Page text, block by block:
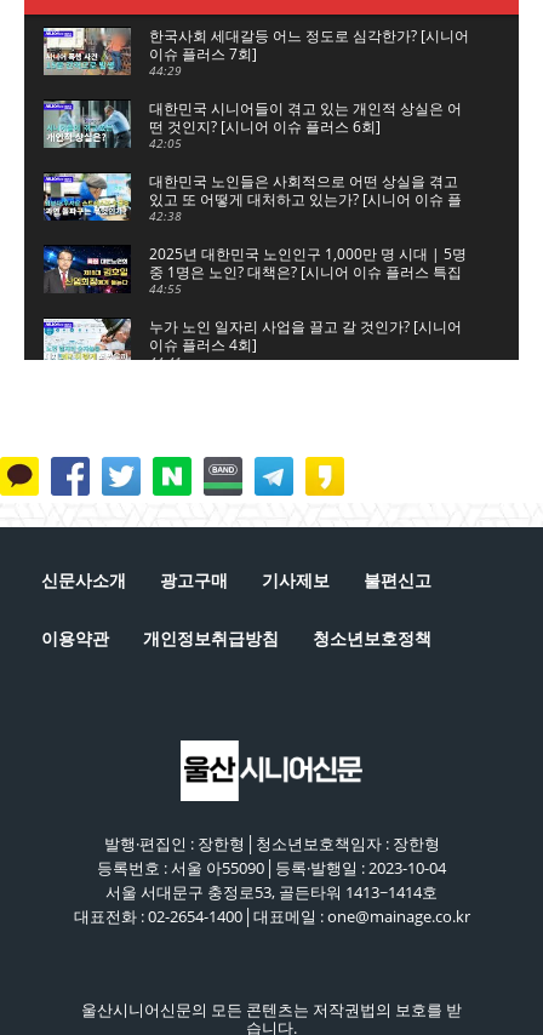
한국사회 세대갈등 어느 정도로 심각한가? [시니어
이슈 플러스 7회]
44:29
대한민국 시니어들이 겪고 있는 개인적 상실은 어
떤 것인지? [시니어 이슈 플러스 6회]
42:05
대한민국 노인들은 사회적으로 어떤 상실을 겪고
있고 또 어떻게 대처하고 있는가? [시니어 이슈 플
러스 5회]
42:38
2025년 대한민국 노인인구 1,000만 명 시대 | 5명
중 1명은 노인? 대책은? [시니어 이슈 플러스 특집
대한노인회]
44:55
누가 노인 일자리 사업을 끌고 갈 것인가? [시니어
이슈 플러스 4회]
44:41
은퇴는 새로운 시작, 새로운 출발이다 [시니어 이슈
플러스 2회]
44:42
신문사소개 광고구매 기사제보 불편신고
이용약관 개인정보취급방침 청소년보호정책
발행·편집인 : 장한형│청소년보호책임자 : 장한형
등록번호 : 서울 아55090│등록·발행일 : 2023-10-04
서울 서대문구 충정로53, 골든타워 1413~1414호
대표전화 : 02-2654-1400│대표메일 : one@mainage.co.kr
울산시니어신문의 모든 콘텐츠는 저작권법의 보호를 받
습니다.